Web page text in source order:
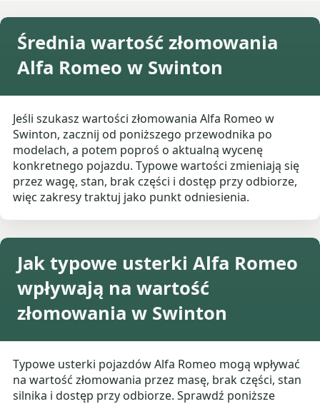
Średnia wartość złomowania
Alfa Romeo w Swinton
Jeśli szukasz wartości złomowania Alfa Romeo w
Swinton, zacznij od poniższego przewodnika po
modelach, a potem poproś o aktualną wycenę
konkretnego pojazdu. Typowe wartości zmieniają się
przez wagę, stan, brak części i dostęp przy odbiorze,
więc zakresy traktuj jako punkt odniesienia.
Jak typowe usterki Alfa Romeo
wpływają na wartość
złomowania w Swinton
Typowe usterki pojazdów Alfa Romeo mogą wpływać
na wartość złomowania przez masę, brak części, stan
silnika i dostęp przy odbiorze. Sprawdź poniższe